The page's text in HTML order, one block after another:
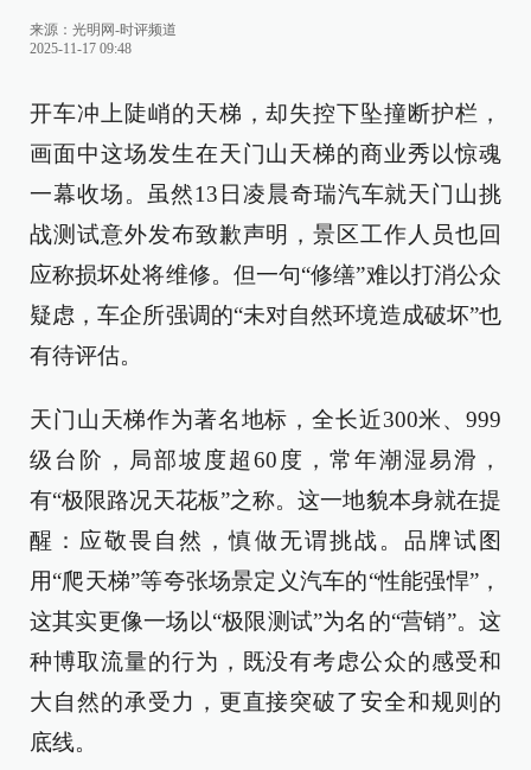
来源： 光明网-时评频道
2025-11-17 09:48
开车冲上陡峭的天梯，却失控下坠撞断护栏，
画面中这场发生在天门山天梯的商业秀以惊魂
一幕收场。虽然13日凌晨奇瑞汽车就天门山挑
战测试意外发布致歉声明，景区工作人员也回
应称损坏处将维修。但一句“修缮”难以打消公众
疑虑，车企所强调的“未对自然环境造成破坏”也
有待评估。
天门山天梯作为著名地标，全长近300米、999
级台阶，局部坡度超60度，常年潮湿易滑，
有“极限路况天花板”之称。这一地貌本身就在提
醒：应敬畏自然，慎做无谓挑战。品牌试图
用“爬天梯”等夸张场景定义汽车的“性能强悍”，
这其实更像一场以“极限测试”为名的“营销”。这
种博取流量的行为，既没有考虑公众的感受和
大自然的承受力，更直接突破了安全和规则的
底线。